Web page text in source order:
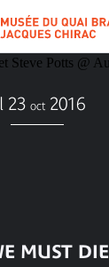
23 oct 2016
MUST DIE